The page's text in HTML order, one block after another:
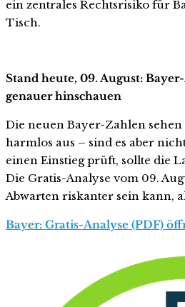
ein zentrales Rechtsrisiko für
Tisch.
Stand heute, 09. August:
genauer hinschauen
Die neuen Bayer-Zahlen
harmlos aus – sind es aber
einen Einstieg prüft, sollte die
Die Gratis-Analyse vom 09.
Abwarten riskanter sein kann,
Bayer: Gratis-Analyse (PDF)